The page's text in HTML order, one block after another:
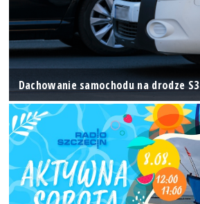
Dachowanie samochodu na drodze S3